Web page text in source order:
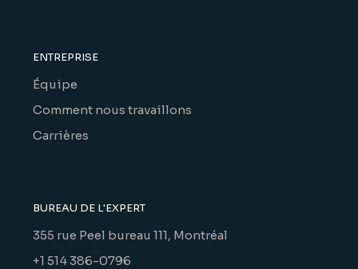
ENTREPRISE
Équipe
Comment nous travaillons
Carrières
BUREAU DE L'EXPERT
355 rue Peel bureau 111, Montréal
+1 514 386-0796